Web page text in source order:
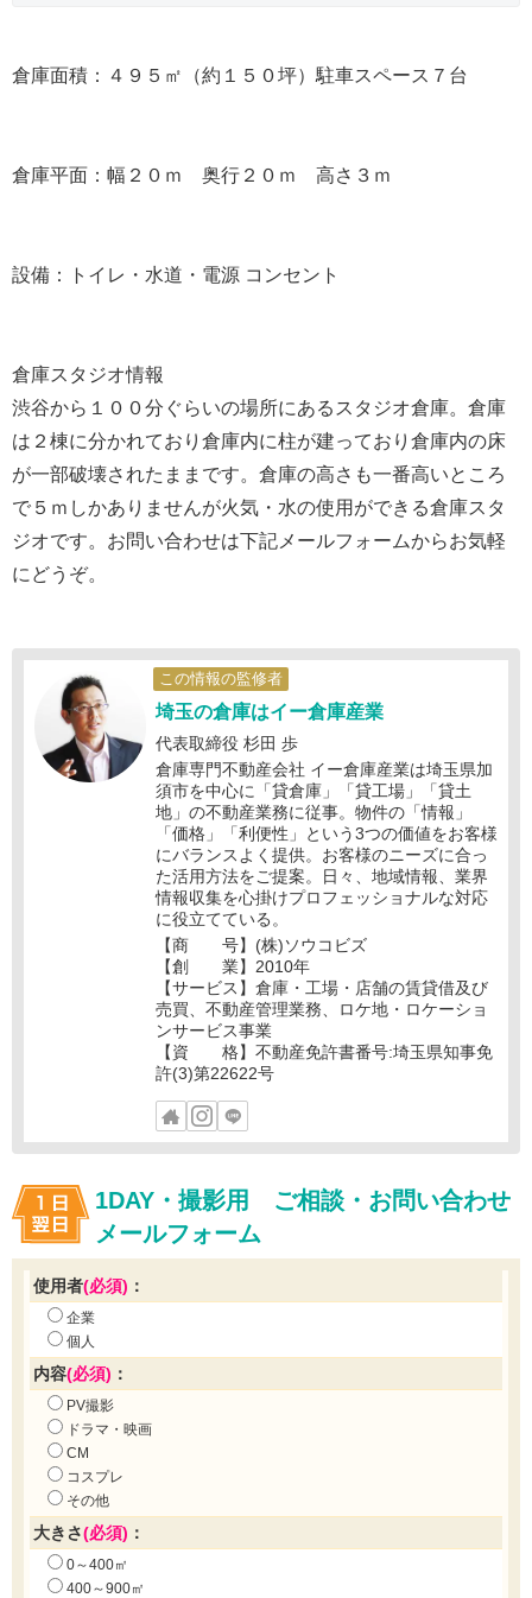
倉庫面積：４９５㎡（約１５０坪）駐車スペース７台
倉庫平面：幅２０ｍ 奥行２０ｍ 高さ３ｍ
設備：トイレ・水道・電源 コンセント
倉庫スタジオ情報
渋谷から１００分ぐらいの場所にあるスタジオ倉庫。倉庫
は２棟に分かれており倉庫内に柱が建っており倉庫内の床
が一部破壊されたままです。倉庫の高さも一番高いところ
で５ｍしかありませんが火気・水の使用ができる倉庫スタ
ジオです。お問い合わせは下記メールフォームからお気軽
にどうぞ。
この情報の監修者
埼玉の倉庫はイー倉庫産業
代表取締役 杉田 歩
倉庫専門不動産会社 イー倉庫産業は埼玉県加
須市を中心に「貸倉庫」「貸工場」「貸土
地」の不動産業務に従事。物件の「情報」
「価格」「利便性」という3つの価値をお客様
にバランスよく提供。お客様のニーズに合っ
た活用方法をご提案。日々、地域情報、業界
情報収集を心掛けプロフェッショナルな対応
に役立てている。
【商 号】(株)ソウコビズ
【創 業】2010年
【サービス】倉庫・工場・店舗の賃貸借及び
売買、不動産管理業務、ロケ地・ロケーショ
ンサービス事業
【資 格】不動産免許書番号:埼玉県知事免
許(3)第22622号
1DAY・撮影用 ご相談・お問い合わせ
メールフォーム
使用者(必須) ：
企業
個人
内容(必須) ：
PV撮影
ドラマ・映画
CM
コスプレ
その他
大きさ(必須) ：
0～400㎡
400～900㎡